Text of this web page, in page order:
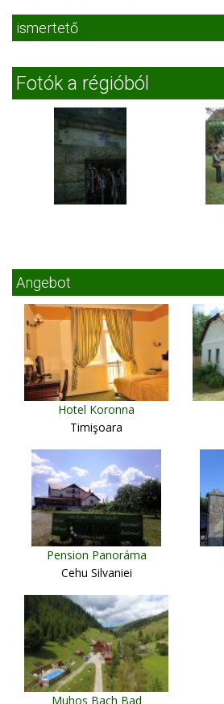
ismertető
Fotók a régióból
Angebot
Hotel Koronna
Timişoara
Pension Panoráma
Cehu Silvaniei
Muhos Bach Bad